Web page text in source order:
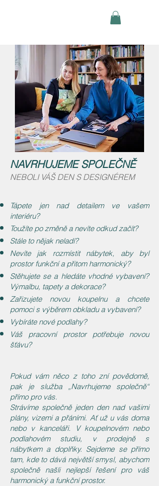
NAVRHUJEME SPOLEČNĚ
NEBOLI VÁŠ DEN S DESIGNÉREM
Tápete jen nad detailem ve vašem
interiéru?
Toužíte po změně a nevíte odkud začít?
Stále to nějak neladí?
Nevíte jak rozmístit nábytek, aby byl
prostor funkční a přitom harmonický?
Stěhujete se a hledáte vhodné vybavení?
Výmalbu, tapety a dekorace?
Zařizujete novou koupelnu a chcete
pomoci s výběrem obkladu a vybavení?
Vybíráte nové podlahy?
Váš pracovní prostor potřebuje novou
šťávu?
Pokud vám něco z toho zní povědomě,
pak je služba „Navrhujeme společně“
přímo pro vás.
Strávíme společně jeden den nad vašimi
plány, vizemi a přáními. Ať už u vás doma
nebo v kanceláři. V koupelnovém nebo
podlahovém studiu, v prodejně s
nábytkem a doplňky. Sejdeme se přímo
tam, kde to dává největší smysl, abychom
společně našli nejlepší řešení pro váš
harmonický a funkční prostor.